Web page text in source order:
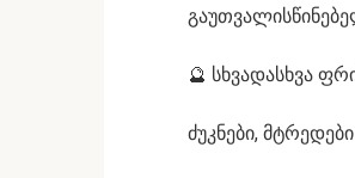
🔮 სხვადასხვა
ძუკნები,